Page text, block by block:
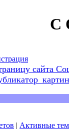
С
сайта
| Активные